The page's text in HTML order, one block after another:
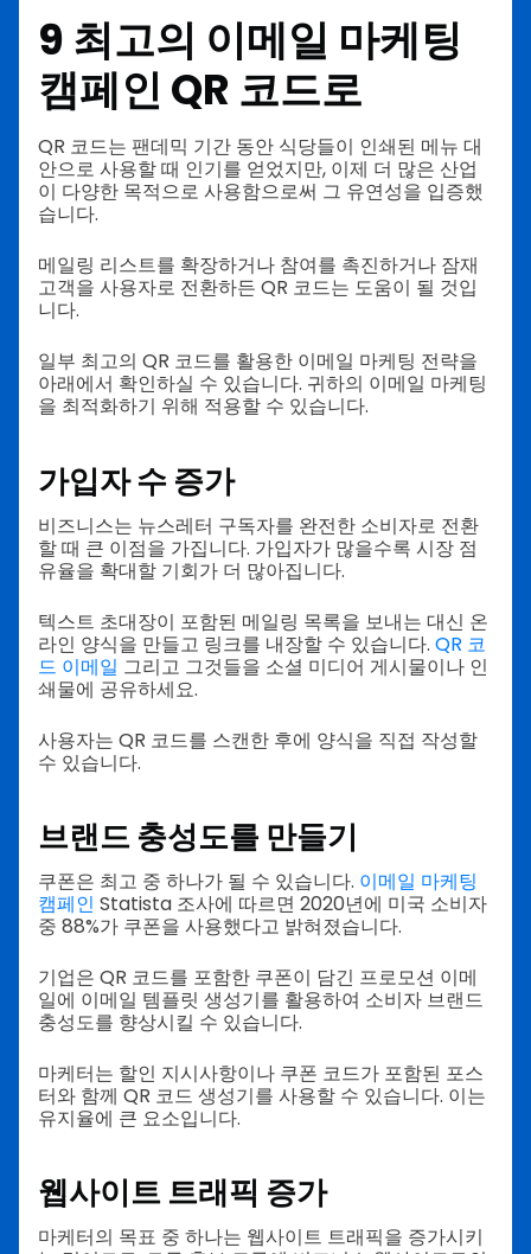
9 최고의 이메일 마케팅
캠페인 QR 코드로
QR 코드는 팬데믹 기간 동안 식당들이 인쇄된 메뉴 대
안으로 사용할 때 인기를 얻었지만, 이제 더 많은 산업
이 다양한 목적으로 사용함으로써 그 유연성을 입증했
습니다.
메일링 리스트를 확장하거나 참여를 촉진하거나 잠재
고객을 사용자로 전환하든 QR 코드는 도움이 될 것입
니다.
일부 최고의 QR 코드를 활용한 이메일 마케팅 전략을
아래에서 확인하실 수 있습니다. 귀하의 이메일 마케팅
을 최적화하기 위해 적용할 수 있습니다.
가입자 수 증가
비즈니스는 뉴스레터 구독자를 완전한 소비자로 전환
할 때 큰 이점을 가집니다. 가입자가 많을수록 시장 점
유율을 확대할 기회가 더 많아집니다.
텍스트 초대장이 포함된 메일링 목록을 보내는 대신 온
라인 양식을 만들고 링크를 내장할 수 있습니다. QR 코
드 이메일 그리고 그것들을 소셜 미디어 게시물이나 인
쇄물에 공유하세요.
사용자는 QR 코드를 스캔한 후에 양식을 직접 작성할
수 있습니다.
브랜드 충성도를 만들기
쿠폰은 최고 중 하나가 될 수 있습니다. 이메일 마케팅
캠페인 Statista 조사에 따르면 2020년에 미국 소비자
중 88%가 쿠폰을 사용했다고 밝혀졌습니다.
기업은 QR 코드를 포함한 쿠폰이 담긴 프로모션 이메
일에 이메일 템플릿 생성기를 활용하여 소비자 브랜드
충성도를 향상시킬 수 있습니다.
마케터는 할인 지시사항이나 쿠폰 코드가 포함된 포스
터와 함께 QR 코드 생성기를 사용할 수 있습니다. 이는
유지율에 큰 요소입니다.
웹사이트 트래픽 증가
마케터의 목표 중 하나는 웹사이트 트래픽을 증가시키